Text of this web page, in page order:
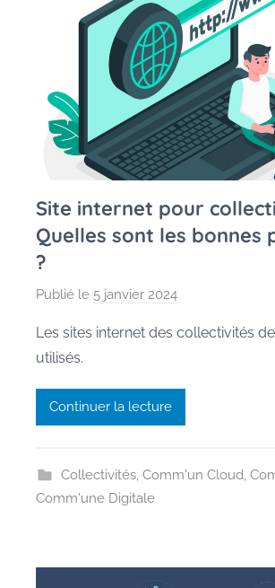
Site internet pour
Quelles sont les bonnes
?
Publié le 5 janvier 2024
r
e
G
Les sites internet des collectivités
utilisés.
Continuer la lecture
Collectivités, Comm'un Cloud,
Comm'une Digitale